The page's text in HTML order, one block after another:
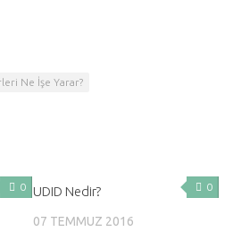
Ne İşe Yarar?
0 0
UDID Nedir?
07 TEMMUZ 2016